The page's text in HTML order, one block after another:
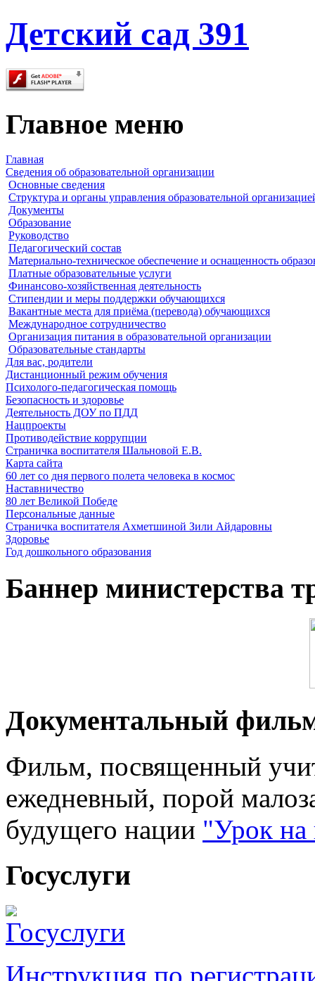
Детский сад 391
Главное меню
Главная
Сведения об образовательной организации
Основные сведения
Структура и органы управления образовательной
Документы
Образование
Руководство
Педагогический состав
Материально-техническое обеспечение и оснащенность
Платные образовательные услуги
Финансово-хозяйственная деятельность
Стипендии и меры поддержки обучающихся
Вакантные места для приёма (перевода) обучающихся
Международное сотрудничество
Организация питания в образовательной организации
Образовательные стандарты
Для вас, родители
Дистанционный режим обучения
Психолого-педагогическая помощь
Безопасность и здоровье
Деятельность ДОУ по ПДД
Нацпроекты
Противодействие коррупции
Страничка воспитателя Шальновой Е.В.
Карта сайта
60 лет со дня первого полета человека в космос
Наставничество
80 лет Великой Победе
Персональные данные
Страничка воспитателя Ахметшиной Зили Айдаровны
Здоровье
Год дошкольного образования
Баннер министерства
Документальный
Фильм, посвященный
ежедневный, порой
будущего нации "Урок
Госуслуги
Инструкция по